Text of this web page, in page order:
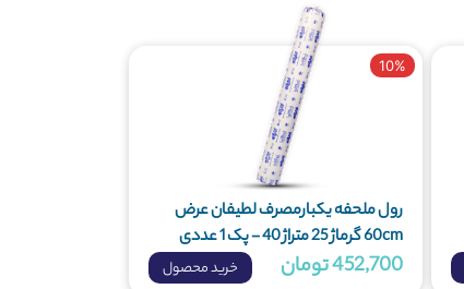
رول ملحفه یکبارمصرف لطیفان عرض
60cm گرماژ 25 متراژ 40 - پک 1 عددی
10%
452,700 تومان خرید محصول